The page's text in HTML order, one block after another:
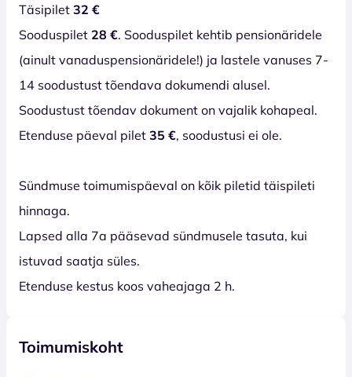
Täsipilet 32 €
Sooduspilet 28 €. Sooduspilet kehtib pensionäridele
(ainult vanaduspensionäridele!) ja lastele vanuses 7-
14 soodustust tõendava dokumendi alusel.
Soodustust tõendav dokument on vajalik kohapeal.
Etenduse päeval pilet 35 €, soodustusi ei ole.
Sündmuse toimumispäeval on kõik piletid täispileti
hinnaga.
Lapsed alla 7a pääsevad sündmusele tasuta, kui
istuvad saatja süles.
Etenduse kestus koos vaheajaga 2 h.
Toimumiskoht